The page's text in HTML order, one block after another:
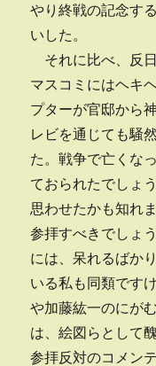
やり終戦の記念す
いした。
それに比べ、反
マスコミにはヘキ
プターが官邸から
レビを通じても騒
た。戦争で亡くな
ておられたでしょ
思わせたかも知れ
参拝すべきでしょ
には、呆れるばか
いる私も同類です
や加藤紘一のにが
は、絵図らとして
参拝反対のコメン